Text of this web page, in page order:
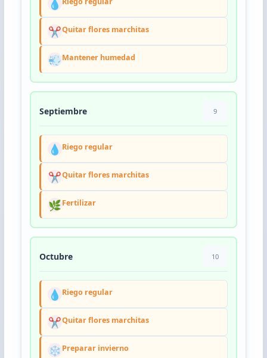
💧
✂️Quitar flores marchitas
💨Mantener humedad
Septiembre 9
💧 Riego regular
✂️Quitar flores marchitas
🌿Fertilizar
Octubre 10
💧 Riego regular
✂️Quitar flores marchitas
❄️ Preparar invierno